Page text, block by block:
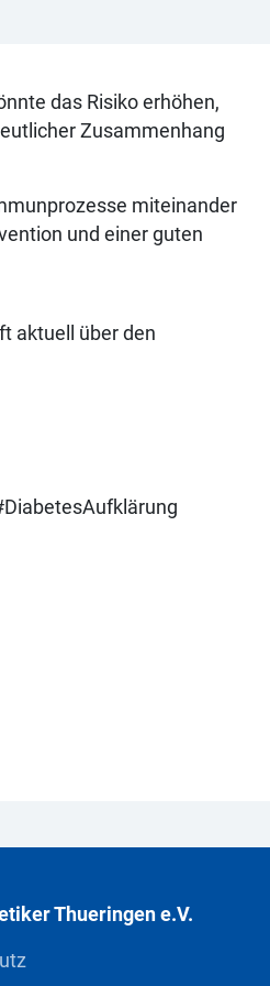
das Risiko erhöhen,
Zusammenhang
miteinander
und einer guten
aktuell über den
Thueringen e.V.